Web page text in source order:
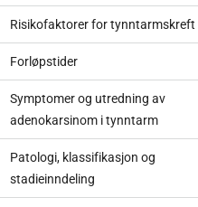
Risikofaktorer for tynntarmskreft
Forløpstider
Symptomer og utredning av
adenokarsinom i tynntarm
Patologi, klassifikasjon og
stadieinndeling